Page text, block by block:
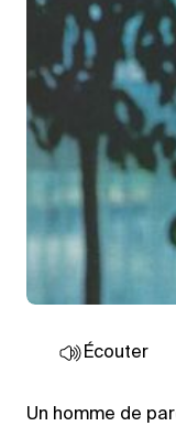
Écouter
Un homme de